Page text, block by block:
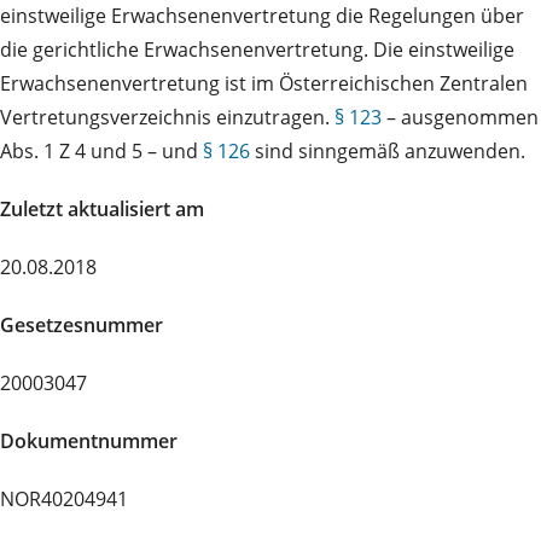
einstweilige Erwachsenenvertretung die Regelungen über
die gerichtliche Erwachsenenvertretung. Die einstweilige
Erwachsenenvertretung ist im Österreichischen Zentralen
Vertretungsverzeichnis einzutragen. § 123– ausgenommen
Abs. 1 Z 4 und 5 – und § 126sind sinngemäß anzuwenden.
Zuletzt aktualisiert am
20.08.2018
Gesetzesnummer
20003047
Dokumentnummer
NOR40204941